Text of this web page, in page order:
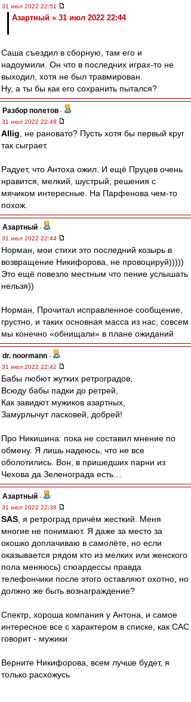
31 июл 2022 22:51
Азартный » 31 июл 2022 22:44
Саша съездил в сборную, там его и
надоумили. Он что в последних играх-то не
выходил, хотя не был травмирован.
Ну, а ты бы как его сохранить пытался?
Разбор полетов -
31 июл 2022 22:48
Allig , не рановато? Пусть хотя бы первый круг
так сыграет.
Радует, что Антоха ожил. И ещё Пруцев очень
нравится, мелкий, шустрый, решения с
мячиком интересные. На Парфенова чем-то
похож.
Азартный -
31 июл 2022 22:44
Норман, мои стихи это последний козырь в
возвращение Никифорова, не провоцируй)))))
Это ещё повезло местным что пение услышать
нельзя))
Норман, Прочитал исправленное сообщение,
грустно, и таких основная масса из нас, совсем
мы конечно «обнищали» в плане ожиданий
dr. noormann -
31 июл 2022 22:42
Бабы любют жутких ретроградов,
Всюду бабы падки до ретрей,
Как завидют мужиков азартных,
Замурлычут ласковей, добрей!
Про Никишина: пока не составил мнение по
обмену. Я лишь надеюсь, что не все
оболотились. Вон, в пришедших парни из
Чехова да Зеленограда есть…
Азартный -
31 июл 2022 22:38
SAS , я ретроград причём жесткий. Меня
многие не понимают. Я даже за место за
окошко доплачиваю в самолёте, но если
оказывается рядом кто из мелких или женского
пола меняюсь) стюардессы правда
телефончики после этого оставляют охотно, но
должно же быть вознаграждение?
Спектр, хороша компания у Антона, и самое
интересное все с характером в списке, как САС
говорит - мужики
Верните Никифорова, всем лучше будет, я
только расхожусь